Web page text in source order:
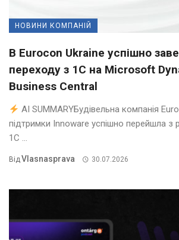
НОВИНИ КОМПАНІЙ
В Eurocon Ukraine успішно
переходу з 1С на Microsoft
Business Central
AI SUMMARYБудівельна компанія
підтримки Innoware успішно перейшла з
1С ...
ВідVlasnasprava 30.07.2026